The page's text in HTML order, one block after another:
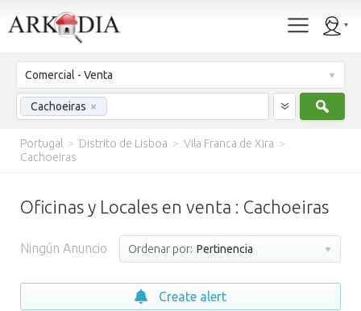
Comercial - Venta
Cachoeiras ×
Portugal > Distrito de Lisboa > Vila Franca de Xira >
Cachoeiras
Oficinas y Locales en venta : Cachoeiras
Ningún Anuncio Ordenar por: Pertinencia
Create alert